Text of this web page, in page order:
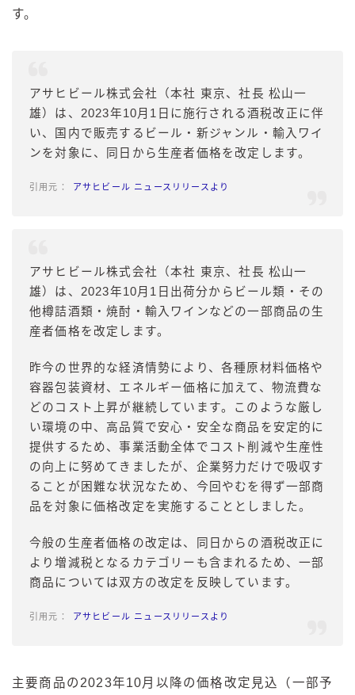
す。
アサヒビール株式会社（本社 東京、社長 松山一
雄）は、2023年10月1日に施行される酒税改正に伴
い、国内で販売するビール・新ジャンル・輸入ワイ
ンを対象に、同日から生産者価格を改定します。
アサヒビール ニュースリリースより
アサヒビール株式会社（本社 東京、社長 松山一
雄）は、2023年10月1日出荷分からビール類・その
他樽詰酒類・焼酎・輸入ワインなどの一部商品の生
産者価格を改定します。
昨今の世界的な経済情勢により、各種原材料価格や
容器包装資材、エネルギー価格に加えて、物流費な
どのコスト上昇が継続しています。このような厳し
い環境の中、高品質で安心・安全な商品を安定的に
提供するため、事業活動全体でコスト削減や生産性
の向上に努めてきましたが、企業努力だけで吸収す
ることが困難な状況なため、今回やむを得ず一部商
品を対象に価格改定を実施することとしました。
今般の生産者価格の改定は、同日からの酒税改正に
より増減税となるカテゴリーも含まれるため、一部
商品については双方の改定を反映しています。
アサヒビール ニュースリリースより
主要商品の2023年10月以降の価格改定見込（一部予